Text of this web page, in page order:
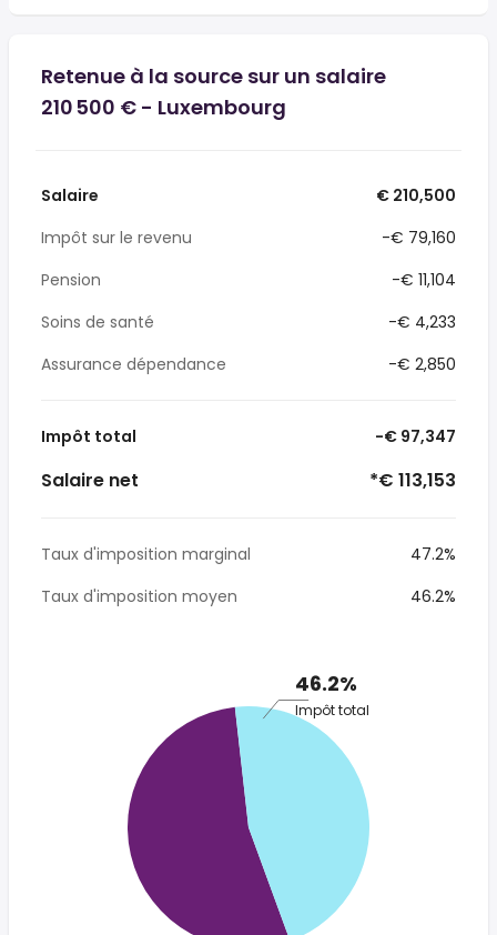
Retenue à la source sur un salaire
210 500 € - Luxembourg
Salaire
€ 210,500
Impôt sur le revenu
-€ 79,160
Pension
-€ 11,104
Soins de santé
-€ 4,233
Assurance dépendance
-€ 2,850
Impôt total -€ 97,347
Salaire net *€ 113,153
Taux d'imposition marginal
47.2%
Taux d'imposition moyen
46.2%
46.2%
Impôt total